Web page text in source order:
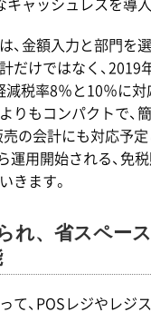
キャッシュレスを導入
、金額入力と部門を
だけではなく、2019
減税率8％と10％に対
りもコンパクトで、
売の会計にも対応予定
運用開始される、免
きます。
れ、省スペー
て、POSレジやレジ